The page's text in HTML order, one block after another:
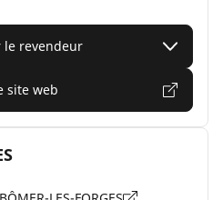
le revendeur
site web